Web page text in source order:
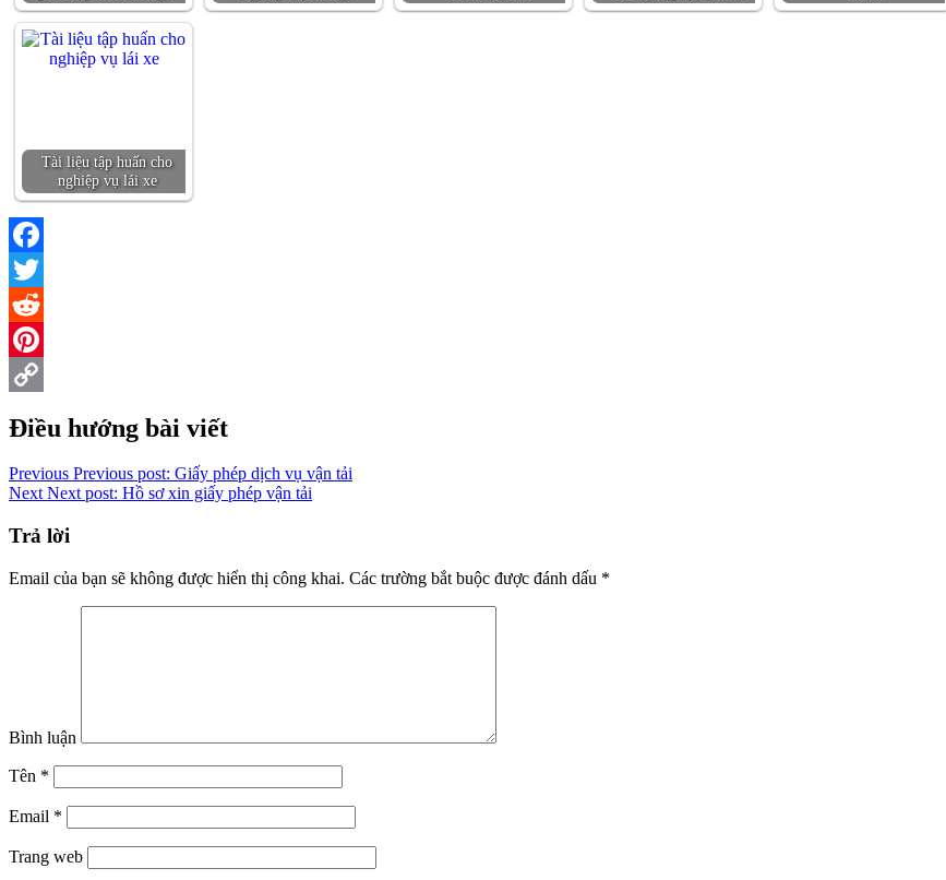
Tài liệu tập huấn cho
nghiệp vụ lái xe
Facebook
Twitter
Reddit
Pinterest
Điều hướng bài viết
Previous Previous post: Giấy phép dịch vụ vận tải
Next Next post: Hồ sơ xin giấy phép vận tải
Trả lời
Email của bạn sẽ không được hiển thị công khai. Các trường bắt buộc được đánh dấu *
Bình luận
Tên *
Email *
Trang web